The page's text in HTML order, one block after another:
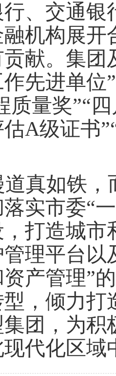
、交通银
机构展开
献。集团
先进单位
质量奖”“
A级证书
真如铁，
实市委“
打造城市
理平台以
产管理”
，倾力打
团，为积
代化区域